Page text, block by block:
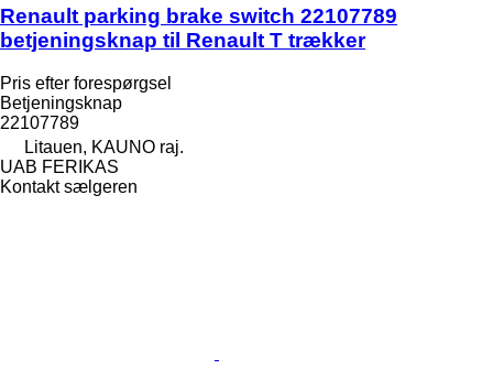
Renault parking brake switch 22107789
betjeningsknap til Renault T trækker
Pris efter forespørgsel
Betjeningsknap
22107789
Litauen, KAUNO raj.
UAB FERIKAS
Kontakt sælgeren